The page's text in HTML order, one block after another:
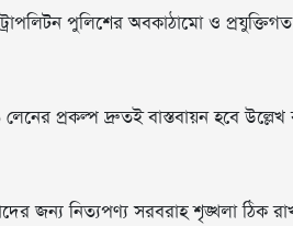
পুলিশের অবকাঠামো ও
লেনের প্রকল্প দ্রুতই বাস্তবায়ন হবে
জন্য নিত্যপণ্য সরবরাহ শৃঙ্খলা ঠিক